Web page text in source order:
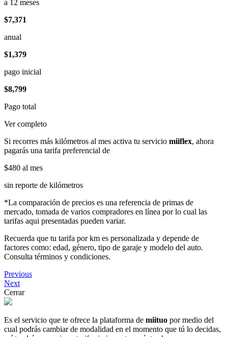
a 12 meses
$7,371
anual
$1,379
pago inicial
$8,799
Pago total
Ver completo
Si recorres más kilómetros al mes activa tu servicio miiflex, ahora
pagarás una tarifa preferencial de
$480 al mes
sin reporte de kilómetros
*La comparación de precios es una referencia de primas de
mercado, tomada de varios compradores en línea por lo cual las
tarifas aqui presentadas pueden variar.
Recuerda que tu tarifa por km es personalizada y depende de
factores como: edad, género, tipo de garaje y modelo del auto.
Consulta términos y condiciones.
Previous
Next
Cerrar
Es el servicio que te ofrece la plataforma de miituo por medio del
cual podrás cambiar de modalidad en el momento que tú lo decidas,